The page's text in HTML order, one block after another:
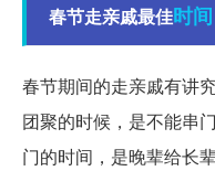
春节走亲戚最佳时间
春节期间的走亲戚有讲
团聚的时候，是不能串
门的时间，是晚辈给长